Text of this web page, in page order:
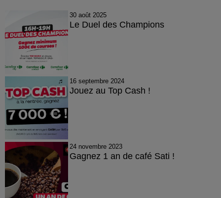
30 août 2025
Le Duel des Champions
16 septembre 2024
Jouez au Top Cash !
24 novembre 2023
Gagnez 1 an de café Sati !